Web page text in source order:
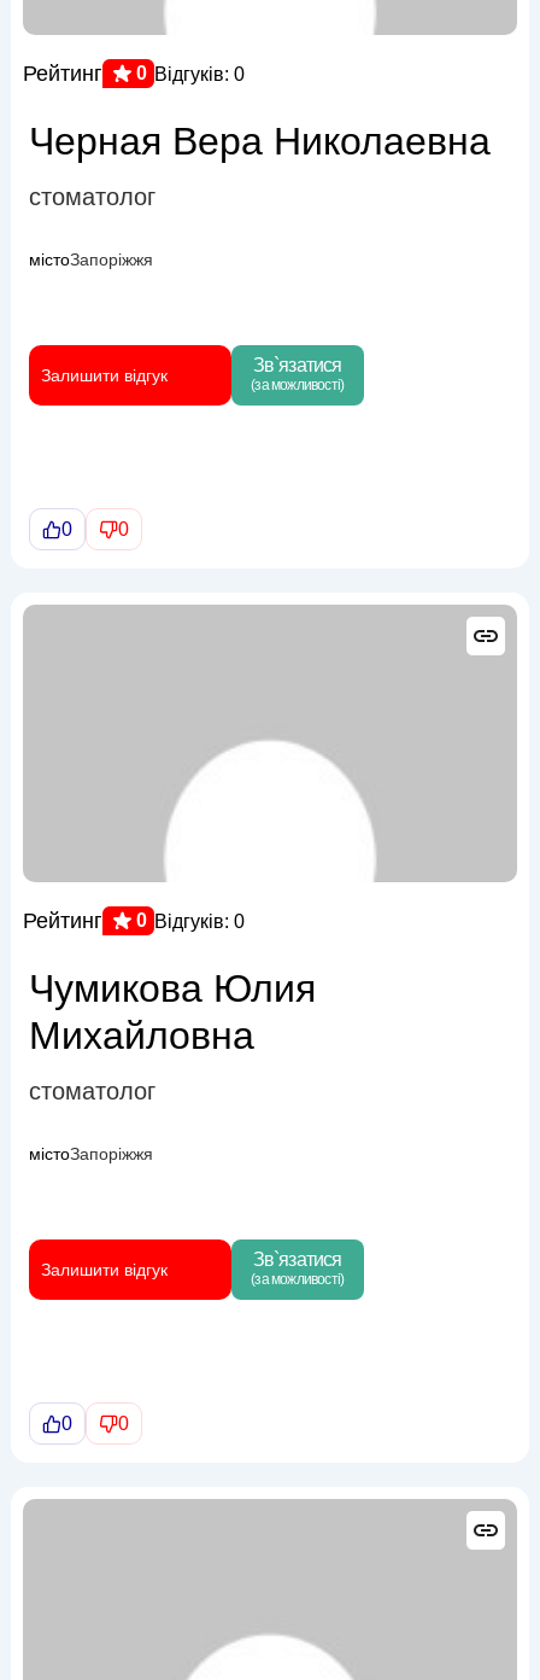
Рейтинг 0 Відгуків: 0
Черная Вера Николаевна
стоматолог
містоЗапоріжжя
Залишити відгук Зв`язатися
(за можливості)
0 0
Рейтинг 0 Відгуків: 0
Чумикова Юлия
Михайловна
стоматолог
містоЗапоріжжя
Залишити відгук Зв`язатися
(за можливості)
0 0